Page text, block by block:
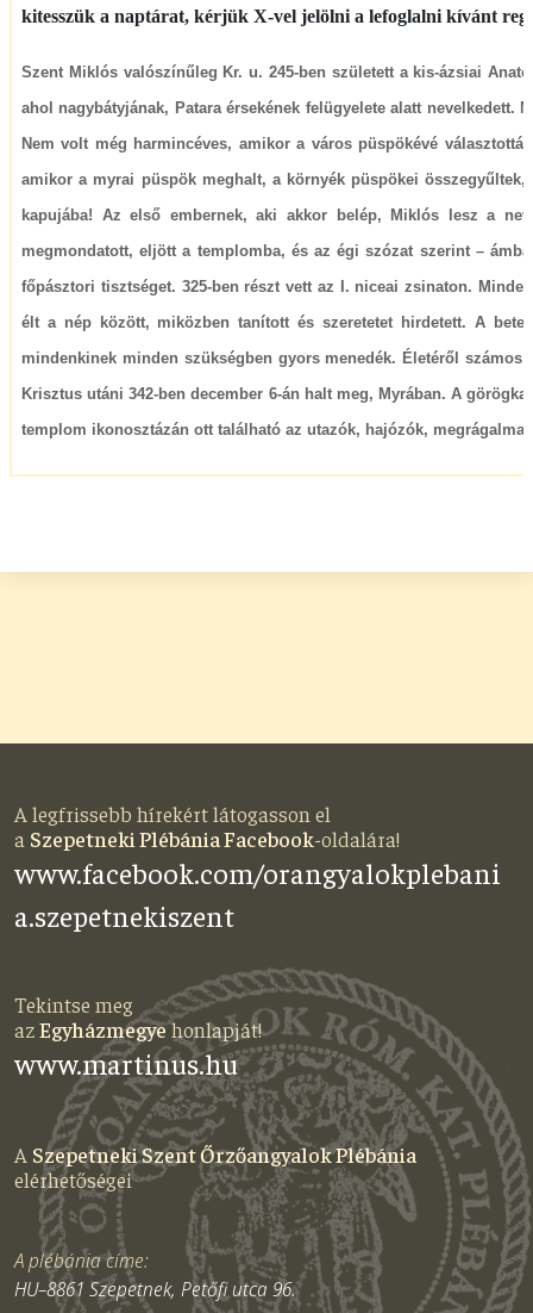
kitesszük a naptárat, kérjük X-vel jelölni a lefoglalni kívánt
Szent Miklós valószínűleg Kr. u. 245-ben született a kis-ázsiai
ahol nagybátyjának, Patara érsekének felügyelete alatt
Nem volt még harmincéves, amikor a város püspökévé
amikor a myrai püspök meghalt, a környék püspökei
kapujába! Az első embernek, aki akkor belép, Miklós lesz a
megmondatott, eljött a templomba, és az égi szózat szerint –
főpásztori tisztséget. 325-ben részt vett az I. niceai zsinaton.
élt a nép között, miközben tanított és szeretetet hirdetett. A
mindenkinek minden szükségben gyors menedék. Életéről
Krisztus utáni 342-ben december 6-án halt meg, Myrában.A
templom ikonosztázán ott található az utazók, hajózók,
A legfrissebb hírekért látogasson el
a Szepetneki Plébánia Facebook-oldalára!
www.facebook.com/orangyalokplebani
a.szepetnekiszent
Tekintse meg
azEgyházmegyehonlapját!
www.martinus.hu
A Szepetneki Szent Őrzőangyalok Plébánia
elérhetőségei
A plébánia címe:
HU–8861 Szepetnek, Petőfi utca 96.